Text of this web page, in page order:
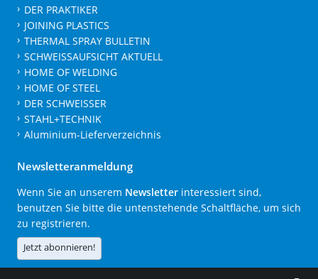
DER PRAKTIKER
JOINING PLASTICS
THERMAL SPRAY BULLETIN
SCHWEISSAUFSICHT AKTUELL
HOME OF WELDING
HOME OF STEEL
DER SCHWEISSER
STAHL+TECHNIK
Aluminium-Lieferverzeichnis
Newsletteranmeldung
Wenn Sie an unserem Newsletter interessiert sind,
benutzen Sie bitte die untenstehende Schaltfläche, um sich
zu registrieren.
Jetzt abonnieren!